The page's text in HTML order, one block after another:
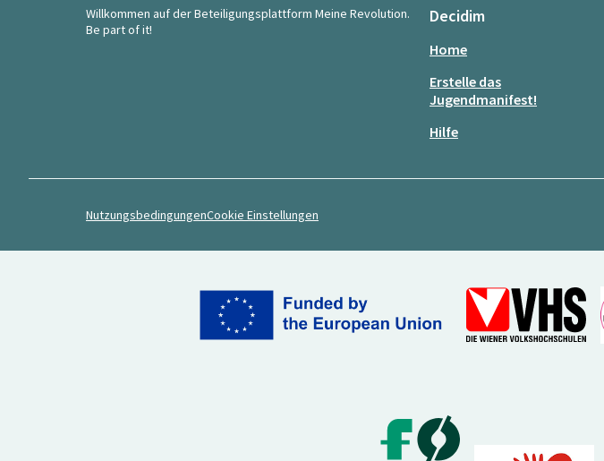
Willkommen auf der Beteiligungsplattform Meine Revolution.
Be part of it!
Decidim
Home
Erstelle das
Jugendmanifest!
Hilfe
NutzungsbedingungenCookie Einstellungen